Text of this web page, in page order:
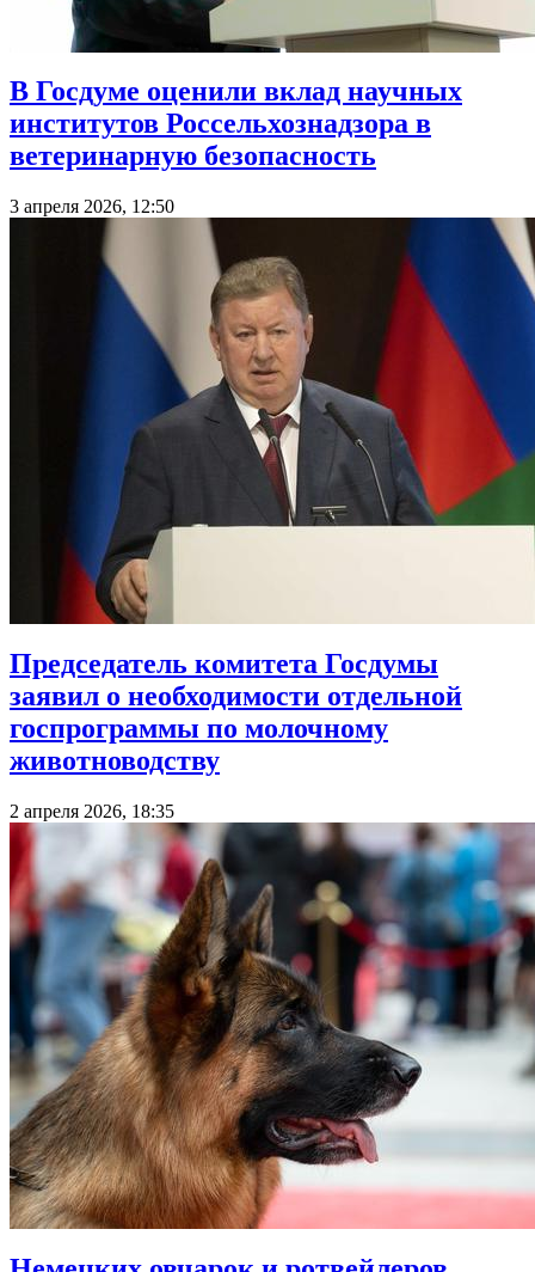
В Госдуме оценили вклад научных
институтов Россельхознадзора в
ветеринарную безопасность
3 апреля 2026, 12:50
Председатель комитета Госдумы
заявил о необходимости отдельной
госпрограммы по молочному
животноводству
2 апреля 2026, 18:35